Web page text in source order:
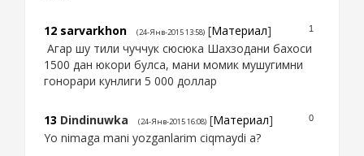
1
12 sarvarkhon (24-Янв-2015 13:58) [Материал]
Агар шу тили чуччук сюсюка Шахзодани бахоси
1500 дан юкори булса, мани момик мушугимни
гонорари кунлиги 5 000 доллар
0
13 Dindinuwka (24-Янв-2015 16:08) [Материал]
Yo nimaga mani yozganlarim ciqmaydi a?